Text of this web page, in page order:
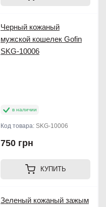
Черный кожаный
мужской кошелек Gofin
SKG-10006
в наличии
Код товара: SKG-10006
750 грн
КУПИТЬ
Зеленый кожаный зажым